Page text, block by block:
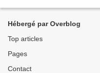
Hébergé par Overblog
Top articles
Pages
Contact